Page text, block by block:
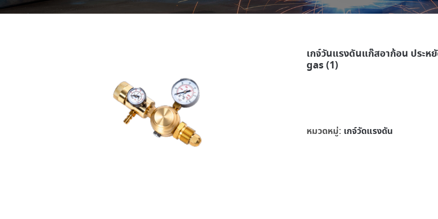
เกจ์วันแรงดันแก๊สอาก้อน ประ
gas (1)
หมวดหมู่: เกจ์วัดแรงดัน